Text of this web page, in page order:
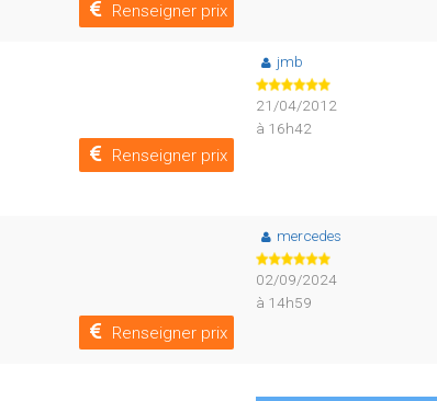
Renseigner prix
Renseigner prix
jmb
21/04/2012
à 16h42
Renseigner prix
mercedes
02/09/2024
à 14h59